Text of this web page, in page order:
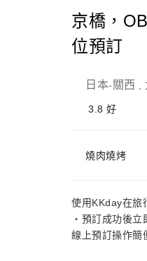
京橋，
位預訂
日本- 關西
3.8 好
燒肉燒烤
使用KKday在旅
・預訂成功後
線上預訂操作簡